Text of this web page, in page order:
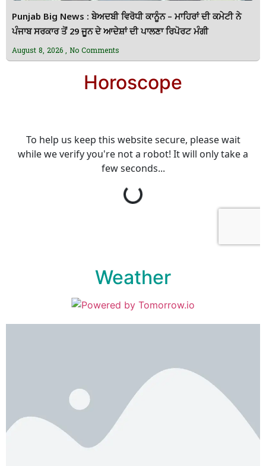
Punjab Big News : ਬੇਅਦਬੀ ਵਿਰੋਧੀ ਕਾਨੂੰਨ – ਮਾਹਿਰਾਂ ਦੀ ਕਮੇਟੀ ਨੇ
ਪੰਜਾਬ ਸਰਕਾਰ ਤੋਂ 29 ਜੂਨ ਦੇ ਆਦੇਸ਼ਾਂ ਦੀ ਪਾਲਣਾ ਰਿਪੋਰਟ ਮੰਗੀ
August 8, 2026 No Comments
Horoscope
Weather